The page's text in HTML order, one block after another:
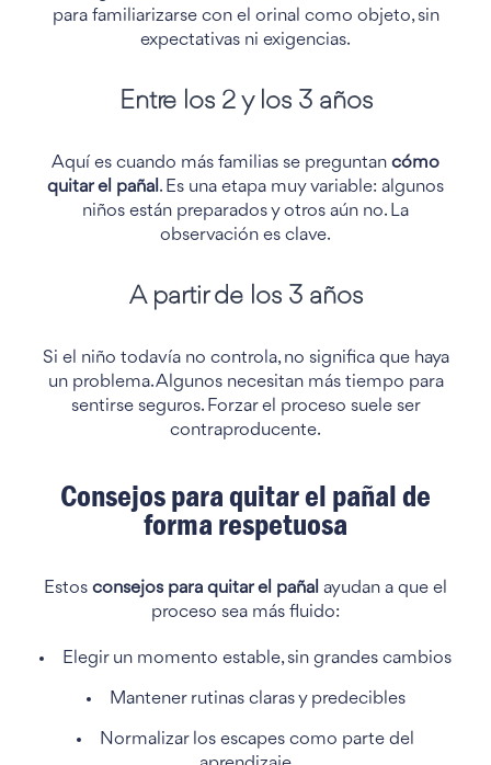
para familiarizarse con el orinal como objeto, sin
expectativas ni exigencias.
Entre los 2 y los 3 años
Aquí es cuando más familias se preguntan cómo
quitar el pañal. Es una etapa muy variable: algunos
niños están preparados y otros aún no. La
observación es clave.
A partir de los 3 años
Si el niño todavía no controla, no significa que haya
un problema. Algunos necesitan más tiempo para
sentirse seguros. Forzar el proceso suele ser
contraproducente.
Consejos para quitar el pañal de
forma respetuosa
Estos consejos para quitar el pañal ayudan a que el
proceso sea más fluido:
Elegir un momento estable, sin grandes cambios
Mantener rutinas claras y predecibles
Normalizar los escapes como parte del